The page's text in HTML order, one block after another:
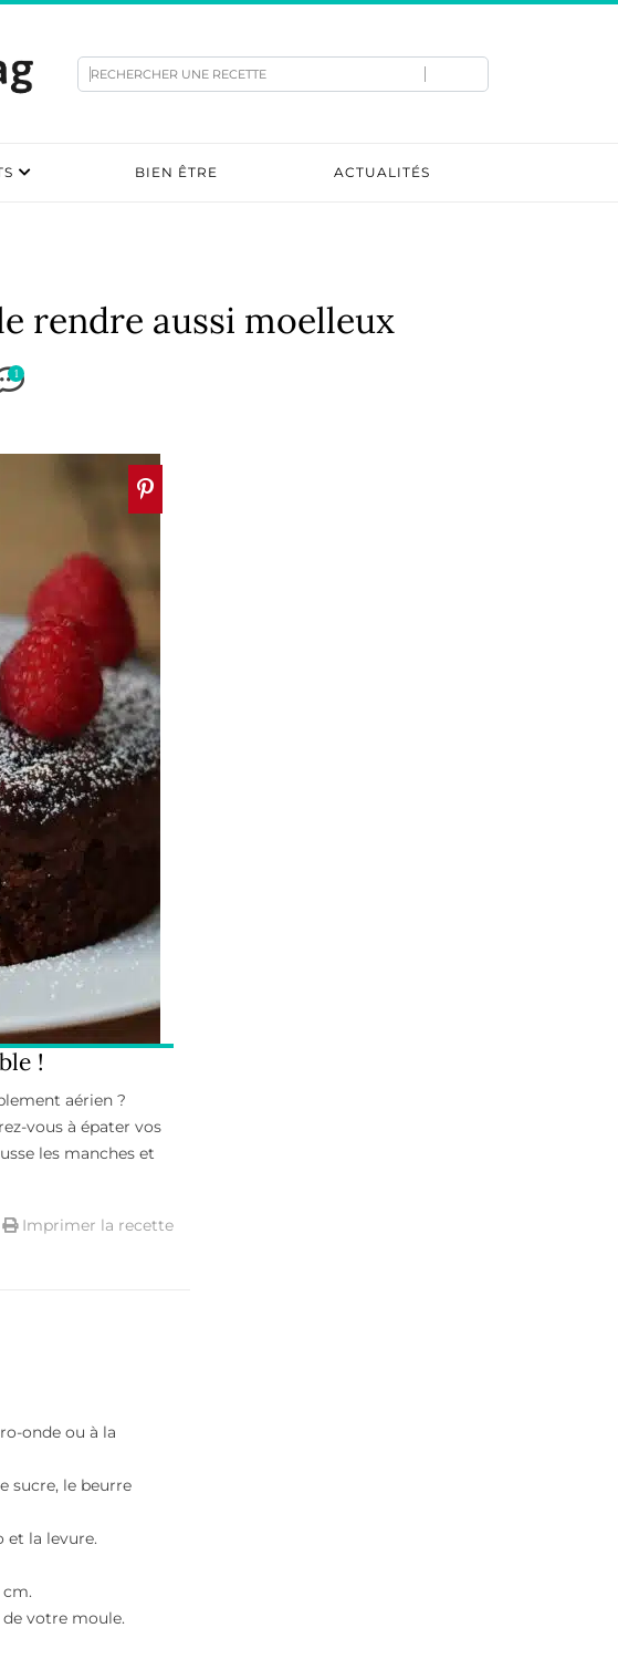
Rechercher
BIEN ÊTRE ACTUALITÉS
rendre aussi moelleux
1
!
aérien ?
vous à épater vos
les manches et
Imprimer la recette
onde ou à la
sucre, le beurre
et la levure.
de votre moule.